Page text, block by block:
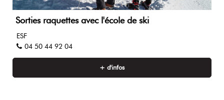
Sorties raquettes avec l'école de ski
ESF
04 50 44 92 04
+ d'infos